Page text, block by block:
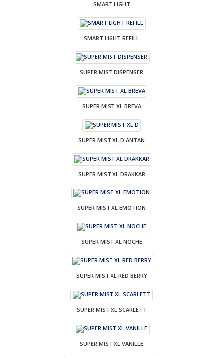
SMART LIGHT
SMART LIGHT REFILL
SUPER MIST DISPENSER
SUPER MIST XL BREVA
SUPER MIST XL D'ANTAN
SUPER MIST XL DRAKKAR
SUPER MIST XL EMOTION
SUPER MIST XL NOCHE
SUPER MIST XL RED BERRY
SUPER MIST XL SCARLETT
SUPER MIST XL VANILLE